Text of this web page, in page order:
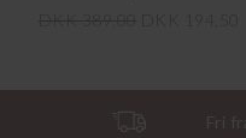
Fri